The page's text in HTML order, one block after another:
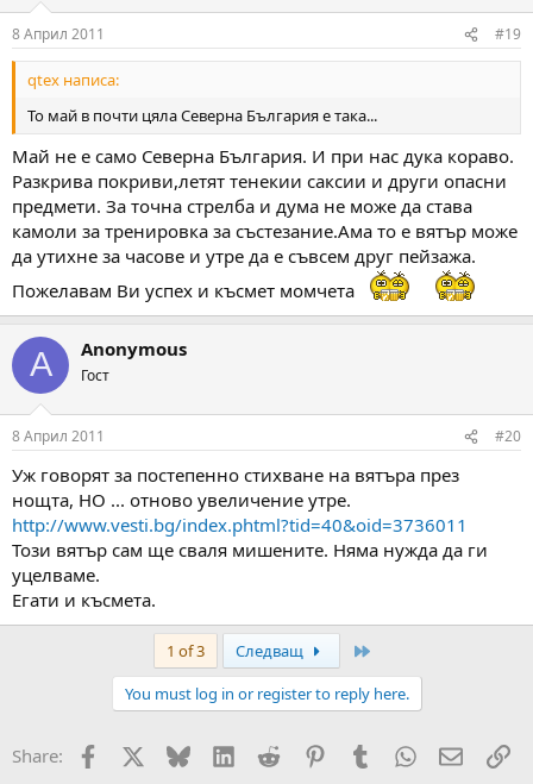
8 Април 2011 #19
qtex написа:
То май в почти цяла Северна България е така...
Май не е само Северна България. И при нас дука кораво.
Разкрива покриви,летят тенекии саксии и други опасни
предмети. За точна стрелба и дума не може да става
камоли за тренировка за състезание.Ама то е вятър може
да утихне за часове и утре да е съвсем друг пейзажа.
Пожелавам Ви успех и късмет момчета
A Anonymous
Гост
8 Април 2011 #20
Уж говорят за постепенно стихване на вятъра през
нощта, НО ... отново увеличение утре.
http://www.vesti.bg/index.phtml?tid=40&oid=3736011
Този вятър сам ще сваля мишените. Няма нужда да ги
уцелваме.
Егати и късмета.
1 of 3 Следващ
You must log in or register to reply here.
Share: Facebook Bluesky LinkedInReddit PinterestTumblrWhatsApp
Email